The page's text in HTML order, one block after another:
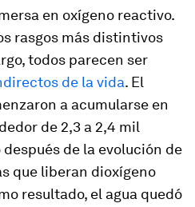
en oxígeno reactivo.
rasgos más distintivos
todos parecen ser
de la vida. El
a acumularse en
de 2,3 a 2,4 mil
de la evolución de
que liberan dioxígeno
resultado, el agua quedó